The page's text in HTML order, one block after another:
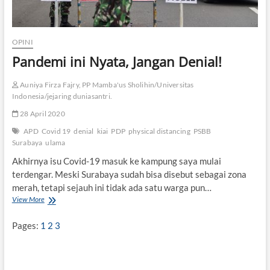
OPINI
Pandemi ini Nyata, Jangan Denial!
Auniya Firza Fajry, PP Mamba'us Sholihin/Universitas
Indonesia/jejaring duniasantri.
28 April 2020
APD Covid 19 denial kiai PDP physical distancing PSBB
Surabaya ulama
Akhirnya isu Covid-19 masuk ke kampung saya mulai
terdengar. Meski Surabaya sudah bisa disebut sebagai zona
merah, tetapi sejauh ini tidak ada satu warga pun…
View MoreP
d
Pages: 1 2 3